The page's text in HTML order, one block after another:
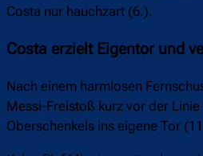
Costa nur hauchzart (6.).
Costa erzielt Eigentor und
Nach einem harmlosen
Messi-Freistoß kurz vor der
Oberschenkels ins eigene Tor